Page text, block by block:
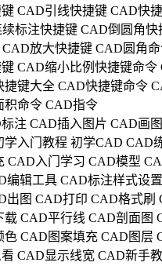
CAD引线快捷键 CAD快
续标注快捷键 CAD倒圆角快
CAD放大快捷键 CAD圆角命
CAD缩小比例快捷键命令
捷键大全 CAD快捷键命令
积命令 CAD指令
注 CAD插入图片 CAD画图
学入门教程 初学CAD CAD
CAD入门学习 CAD模型
编辑工具 CAD标注样式设置
出图 CAD打印 CAD格式刷
载 CAD平行线 CAD剖面图
色 CAD图案填充 CAD图层
CAD显示线宽 CAD新手